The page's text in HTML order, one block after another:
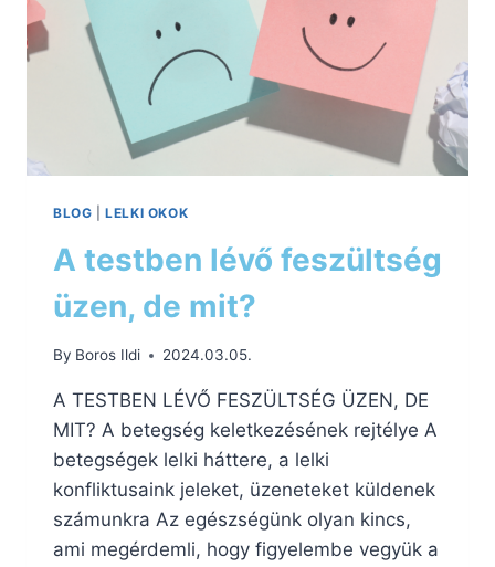
BLOG |LELKI OKOK
A testben lévő feszültség
üzen, de mit?
By Boros Ildi 2024.03.05.
A TESTBEN LÉVŐ FESZÜLTSÉG ÜZEN, DE
MIT? A betegség keletkezésének rejtélye A
betegségek lelki háttere, a lelki
konfliktusaink jeleket, üzeneteket küldenek
számunkra Az egészségünk olyan kincs,
ami megérdemli, hogy figyelembe vegyük a